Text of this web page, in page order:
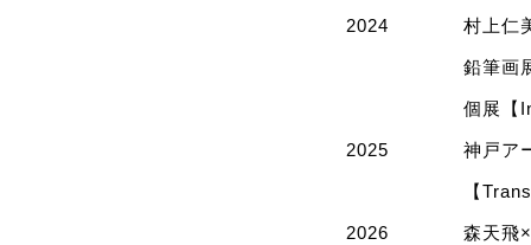
2024 村上仁
鉛筆画
個展【
2025 神戸ア
【
2026 森天飛